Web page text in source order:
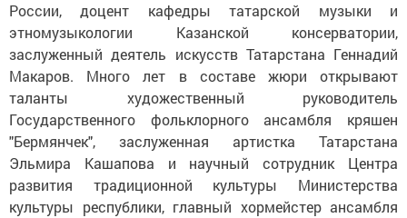
России, доцент кафедры татарской музыки и
этномузыкологии Казанской консерватории,
заслуженный деятель искусств Татарстана Геннадий
Макаров. Много лет в составе жюри открывают
таланты художественный руководитель
Государственного фольклорного ансамбля кряшен
"Бермянчек", заслуженная артистка Татарстана
Эльмира Кашапова и научный сотрудник Центра
развития традиционной культуры Министерства
культуры республики, главный хормейстер ансамбля